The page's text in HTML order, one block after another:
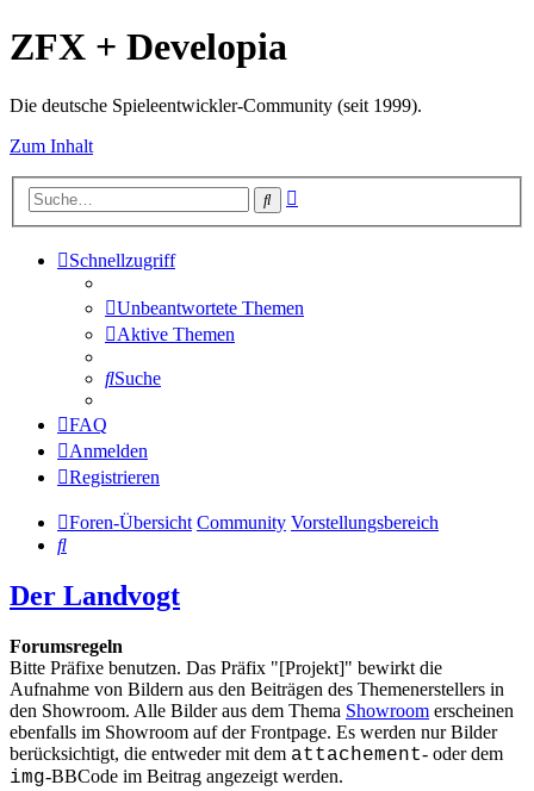
ZFX + Developia
Die deutsche Spieleentwickler-Community (seit 1999).
Zum Inhalt
Suche
Schnellzugriff
Unbeantwortete Themen
Aktive Themen
Suche
FAQ
Anmelden
Registrieren
Foren-Übersicht Community Vorstellungsbereich
Suche
Der Landvogt
Forumsregeln
Bitte Präfixe benutzen. Das Präfix "[Projekt]" bewirkt die
Aufnahme von Bildern aus den Beiträgen des Themenerstellers in
den Showroom. Alle Bilder aus dem Thema Showroom erscheinen
ebenfalls im Showroom auf der Frontpage. Es werden nur Bilder
berücksichtigt, die entweder mit dem attachement- oder dem
img-BBCode im Beitrag angezeigt werden.